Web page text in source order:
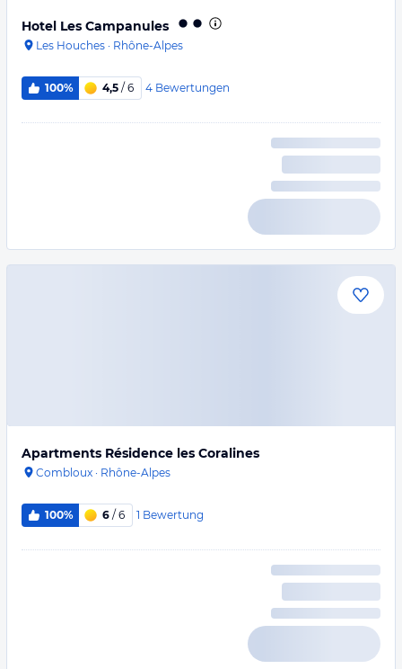
Hotel Les Campanules
Les Houches · Rhône-Alpes
100% 4,5 / 6 4 Bewertungen
Apartments Résidence les Coralines
Combloux · Rhône-Alpes
100% 6 / 6 1 Bewertung